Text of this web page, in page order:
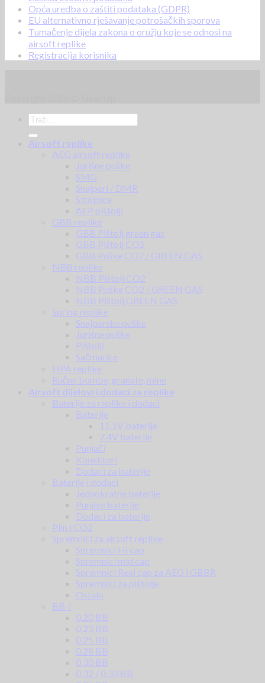
Opća uredba o zaštiti podataka (GDPR)
EU alternativno rješavanje potrošačkih sporova
Tumačenje dijela zakona o oružju koje se odnosi na
airsoft replike
Registracija korisnika
Airsoft replike
AEG airsoft replike
Jurišne puške
SMG
Snajperi / DMR
Strojnice
AEP pištolji
GBB replike
GBB Pištolj green gas
GBB Pištolj CO2
GBB Puške CO2 / GREEN GAS
NBB replike
NBB Pištolj CO2
NBB Puške CO2 / GREEN GAS
NBB Pištolj GREEN GAS
Spring replike
Snajperske puške
Jurišne puške
Pištolji
Sačmarice
HPA replike
Ručne bombe, granate, mine
Airsoft dijelovi i dodaci za replike
Baterije za replike i dodaci
Baterije
11.1V baterije
7.4V baterije
Punjači
Konektori
Dodaci za baterije
Baterije i dodaci
Jednokratne baterije
Punjive baterije
Dodaci za baterije
Plin i CO2
Spremnici za airsoft replike
Spremnici Hi cap
Spremnici mid cap
Spremnici Real cap za AEG i GBBR
Spremnici za pištolje
Ostalo
BB-i
0.20 BB
0.23 BB
0.25 BB
0.28 BB
0.30 BB
0.32 / 0.33 BB